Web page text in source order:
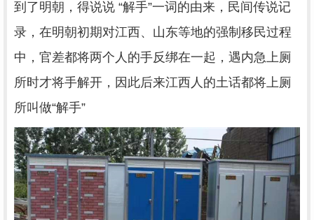
到了明朝，得说说 “解手”一词的由来，民间传说记
录，在明朝初期对江西、山东等地的强制移民过程
中，官差都将两个人的手反绑在一起，遇内急上厕
所时才将手解开，因此后来江西人的土话都将上厕
所叫做“解手”